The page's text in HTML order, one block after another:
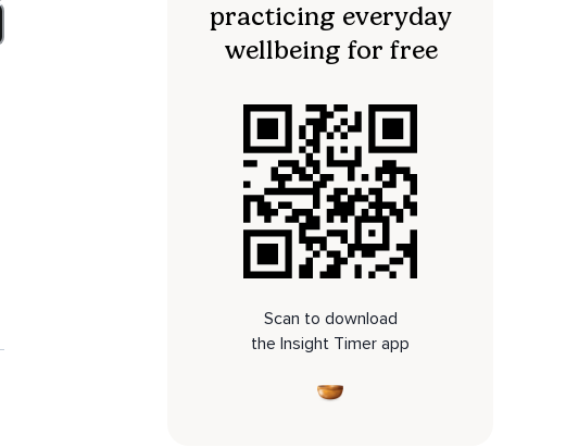
practicing everyday
wellbeing for free
Scan to download
the Insight Timer app